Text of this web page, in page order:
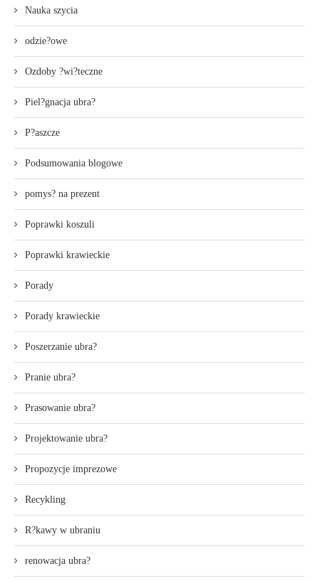
Nauka szycia
odzie?owe
Ozdoby ?wi?teczne
Piel?gnacja ubra?
P?aszcze
Podsumowania blogowe
pomys? na prezent
Poprawki koszuli
Poprawki krawieckie
Porady
Porady krawieckie
Poszerzanie ubra?
Pranie ubra?
Prasowanie ubra?
Projektowanie ubra?
Propozycje imprezowe
Recykling
R?kawy w ubraniu
renowacja ubra?